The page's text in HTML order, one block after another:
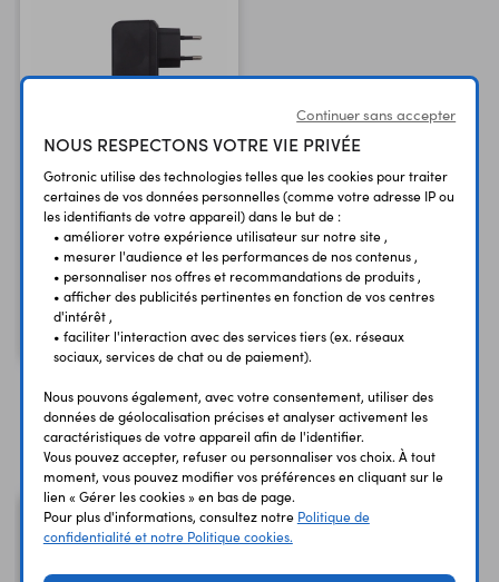
Alimentation USB Type-
C CLW1505
5 Vcc - 3 A - compatible
Raspberry Pi 4B
12,20 € TTC
10,17 € HT Code : 14447
Vous avez déja consulté
Continuer sans accepter
NOUS RESPECTONS VOTRE VIE PRIVÉE
Gotronic utilise des technologies telles que les cookies pour traiter
certaines de vos données personnelles (comme votre adresse IP ou
les identifiants de votre appareil) dans le but de :
• améliorer votre expérience utilisateur sur notre site ,
• mesurer l'audience et les performances de nos contenus ,
• personnaliser nos offres et recommandations de produits ,
• afficher des publicités pertinentes en fonction de vos centres
d'intérêt ,
• faciliter l'interaction avec des services tiers (ex. réseaux
sociaux, services de chat ou de paiement).
Nous pouvons également, avec votre consentement, utiliser des
données de géolocalisation précises et analyser activement les
caractéristiques de votre appareil afin de l'identifier.
Vous pouvez accepter, refuser ou personnaliser vos choix. À tout
moment, vous pouvez modifier vos préférences en cliquant sur le
lien « Gérer les cookies » en bas de page.
Pour plus d'informations, consultez notre Politique de
confidentialité et notre Politique cookies.